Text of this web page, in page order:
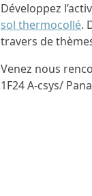
Développez
sol thermocollé.
travers de
Venez nous
1F24 A-csys/